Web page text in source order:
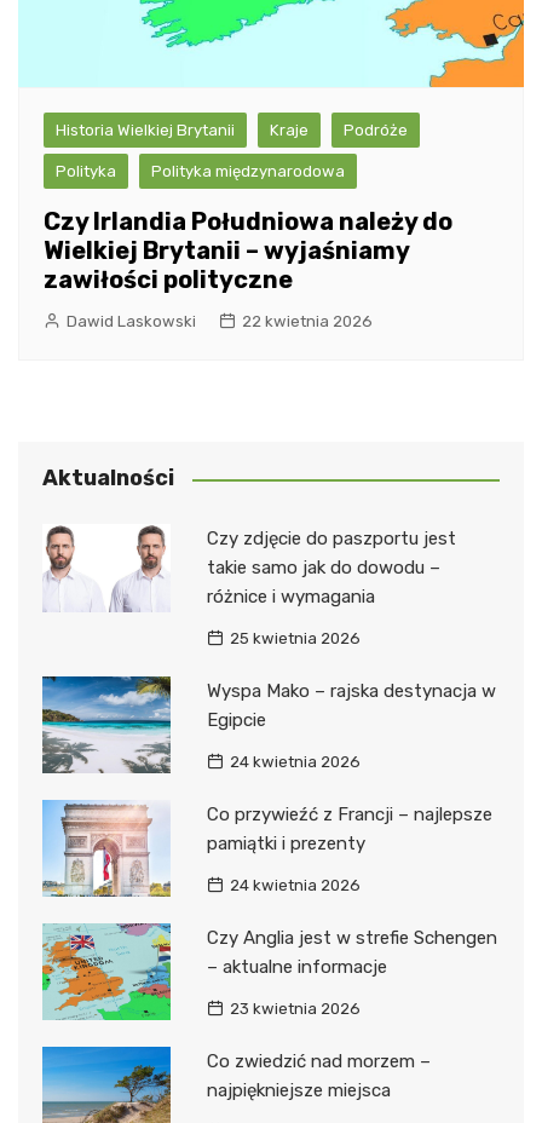
Historia Wielkiej Brytanii Kraje Podróże
Polityka Polityka międzynarodowa
Czy Irlandia Południowa należy do
Wielkiej Brytanii – wyjaśniamy
zawiłości polityczne
Dawid Laskowski 22 kwietnia 2026
Aktualności
Czy zdjęcie do paszportu jest
takie samo jak do dowodu –
różnice i wymagania
25 kwietnia 2026
Wyspa Mako – rajska destynacja w
Egipcie
24 kwietnia 2026
Co przywieźć z Francji – najlepsze
pamiątki i prezenty
24 kwietnia 2026
Czy Anglia jest w strefie Schengen
– aktualne informacje
23 kwietnia 2026
Co zwiedzić nad morzem –
najpiękniejsze miejsca